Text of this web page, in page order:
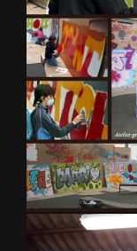
Atelier graffiti 2009